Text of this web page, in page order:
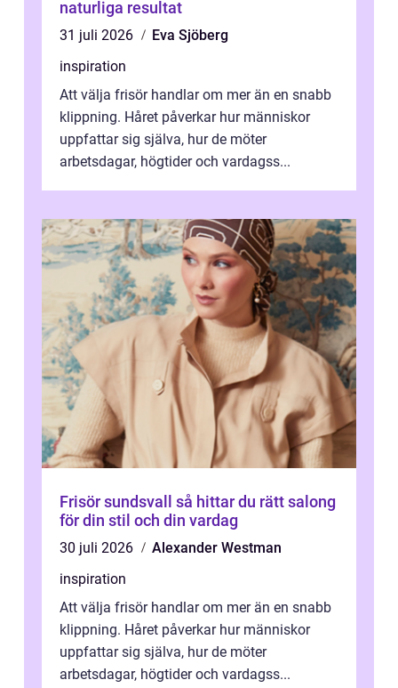
naturliga resultat
31 juli 2026
Eva Sjöberg
inspiration
Att välja frisör handlar om mer än en snabb
klippning. Håret påverkar hur människor
uppfattar sig själva, hur de möter
arbetsdagar, högtider och vardagss...
Frisör sundsvall så hittar du rätt salong
för din stil och din vardag
30 juli 2026
Alexander Westman
inspiration
Att välja frisör handlar om mer än en snabb
klippning. Håret påverkar hur människor
uppfattar sig själva, hur de möter
arbetsdagar, högtider och vardagss...